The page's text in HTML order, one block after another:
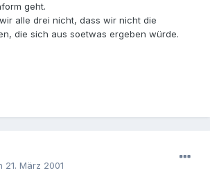
geht.
alle drei nicht, dass wir nicht die
die sich aus soetwas ergeben würde.
21. März 2001